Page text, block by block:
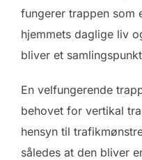
fungerer trappen som
hjemmets daglige liv
bliver et
En velfungerende
behovet for vertikal
hensyn til
således at den bliver